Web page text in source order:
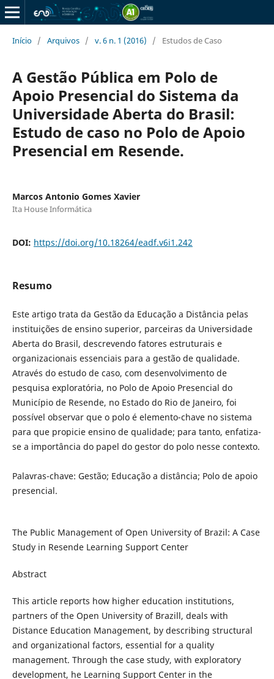
Início / Arquivos / v. 6 n. 1 (2016) / Estudos de Caso
A Gestão Pública em Polo de
Apoio Presencial do Sistema da
Universidade Aberta do Brasil:
Estudo de caso no Polo de Apoio
Presencial em Resende.
Marcos Antonio Gomes Xavier
Ita House Informática
DOI: https://doi.org/10.18264/eadf.v6i1.242
Resumo
Este artigo trata da Gestão da Educação a Distância pelas
instituições de ensino superior, parceiras da Universidade
Aberta do Brasil, descrevendo fatores estruturais e
organizacionais essenciais para a gestão de qualidade.
Através do estudo de caso, com desenvolvimento de
pesquisa exploratória, no Polo de Apoio Presencial do
Município de Resende, no Estado do Rio de Janeiro, foi
possível observar que o polo é elemento-chave no sistema
para que propicie ensino de qualidade; para tanto, enfatiza-
se a importância do papel do gestor do polo nesse contexto.
Palavras-chave: Gestão; Educação a distância; Polo de apoio
presencial.
The Public Management of Open University of Brazil: A Case
Study in Resende Learning Support Center
Abstract
This article reports how higher education institutions,
partners of the Open University of Brazill, deals with
Distance Education Management, by describing structural
and organizational factors, essential for a quality
management. Through the case study, with exploratory
development, he Learning Support Center in the